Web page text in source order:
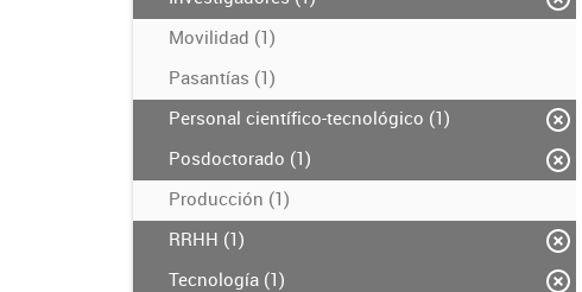
Movilidad (1)
Pasantías (1)
Personal científico-tecnológico (1)
Posdoctorado (1)
Producción (1)
RRHH (1)
Tecnología (1)